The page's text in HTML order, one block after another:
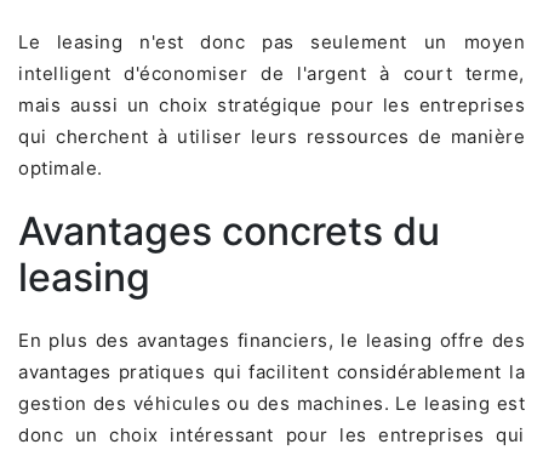
Le leasing n'est donc pas seulement un moyen
intelligent d'économiser de l'argent à court terme,
mais aussi un choix stratégique pour les entreprises
qui cherchent à utiliser leurs ressources de manière
optimale.
Avantages concrets du
leasing
En plus des avantages financiers, le leasing offre des
avantages pratiques qui facilitent considérablement la
gestion des véhicules ou des machines. Le leasing est
donc un choix intéressant pour les entreprises qui